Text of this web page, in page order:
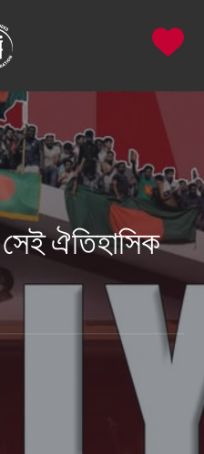
ঐতিহাসিক